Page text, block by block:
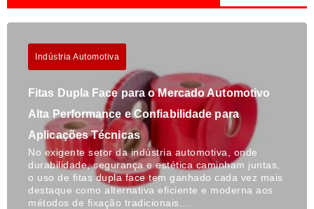
Indústria Automotiva
Fitas Dupla Face para o Mercado Automotivo
Alta Performance e Confiabilidade para
Aplicações Técnicas
No exigente setor da indústria automotiva, onde
durabilidade, segurança e estética caminham juntas,
o uso de fitas dupla face tem ganhado cada vez mais
destaque como alternativa eficiente e moderna aos
métodos de fixação tradicionais.…